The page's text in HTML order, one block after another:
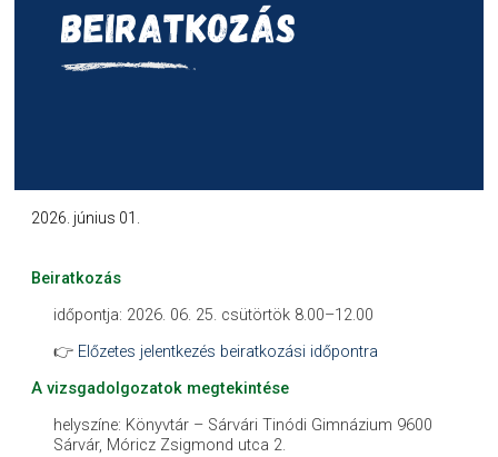
Beiratkozás
időpontja: 2026. 06. 25. csütörtök 8.00–12.00
👉 Előzetes jelentkezés beiratkozási időpontra
A vizsgadolgozatok megtekintése
helyszíne: Könyvtár – Sárvári Tinódi Gimnázium 9600
Sárvár, Móricz Zsigmond utca 2.
2026. június 01.